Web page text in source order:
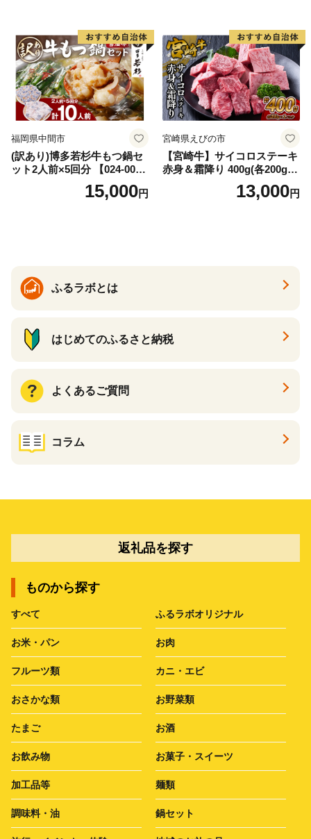
福岡県中間市
(訳あり)博多若杉牛もつ鍋セ
ット2人前×5回分 【024-002
15,000円
宮崎県えびの市
【宮崎牛】サイコロステーキ
赤身＆霜降り 400g(各200g×
１P 計2P) 真空パック 冷凍
13,000円
ふるラボとは
はじめてのふるさと納税
よくあるご質問
コラム
返礼品を探す
ものから探す
すべて ふるラボオリジナル
お米・パン お肉
フルーツ類 カニ・エビ
おさかな類 お野菜類
たまご お酒
お飲み物 お菓子・スイーツ
加工品等 麺類
調味料・油 鍋セット